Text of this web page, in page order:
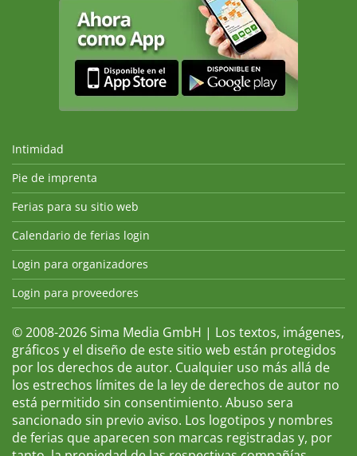
Intimidad
Pie de imprenta
Ferias para su sitio web
Calendario de ferias login
Login para organizadores
Login para proveedores
© 2008-2026 Sima Media GmbH | Los textos, imágenes,
gráficos y el diseño de este sitio web están protegidos
por los derechos de autor. Cualquier uso más allá de
los estrechos límites de la ley de derechos de autor no
está permitido sin consentimiento. Abuso sera
sancionado sin previo aviso. Los logotipos y nombres
de ferias que aparecen son marcas registradas y, por